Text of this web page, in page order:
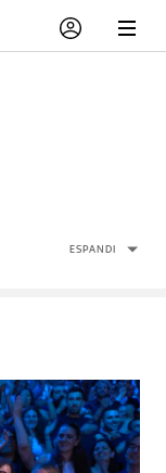
ESPANDI